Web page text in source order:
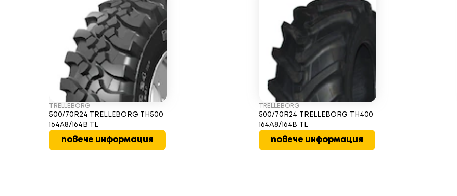
TRELLEBORG
500/70R24 TRELLEBORG TH500
164A8/164B TL
повече информация
TRELLEBORG
500/70R24 TRELLEBORG TH400
164A8/164B TL
повече информация